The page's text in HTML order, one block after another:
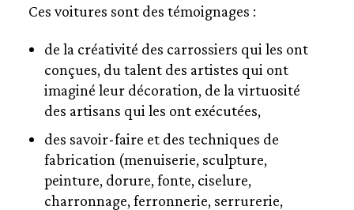
Ces voitures sont des témoignages :
de la créativité des carrossiers qui les ont
conçues, du talent des artistes qui ont
imaginé leur décoration, de la virtuosité
des artisans qui les ont exécutées,
des savoir-faire et des techniques de
fabrication (menuiserie, sculpture,
peinture, dorure, fonte, ciselure,
charronnage, ferronnerie, serrurerie,